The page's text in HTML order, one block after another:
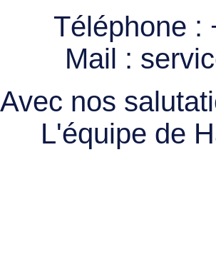
Téléphone :
Mail :
Avec nos
L'équipe de